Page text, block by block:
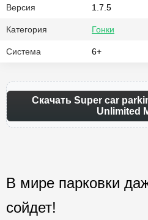
Версия 1.7.5
Категория Гонки
Система 6+
Скачать Super car
Unlimited
В мире парковки
сойдет!